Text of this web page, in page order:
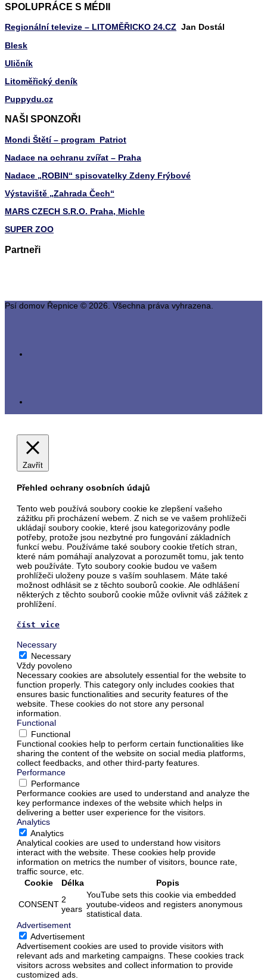
SPOLUPRÁCE S MÉDII
Regionální televize – LITOMĚŘICKO 24.CZ Jan Dostál
Blesk
Uličník
Litoměřický deník
Puppydu.cz
NAŠI SPONZOŘI
Mondi Štětí – program Patriot
Nadace na ochranu zvířat – Praha
Nadace „ROBIN“ spisovatelky Zdeny Frýbové
Výstaviště „Zahrada Čech“
MARS CZECH S.R.O. Praha, Michle
SUPER ZOO
Partneři
Psí domov Řepnice © 2026. Všechna práva vyhrazena.
Zavřít
Přehled ochrany osobních údajů
Tento web používá soubory cookie ke zlepšení vašeho
zážitku při procházení webem. Z nich se ve vašem prohlížeči
ukládají soubory cookie, které jsou kategorizovány podle
potřeby, protože jsou nezbytné pro fungování základních
funkcí webu. Používáme také soubory cookie třetích stran,
které nám pomáhají analyzovat a porozumět tomu, jak tento
web používáte. Tyto soubory cookie budou ve vašem
prohlížeči uloženy pouze s vaším souhlasem. Máte také
možnost odhlásit se z těchto souborů cookie. Ale odhlášení
některých z těchto souborů cookie může ovlivnit váš zážitek z
prohlížení.
číst vice
Necessary
Necessary
Vždy povoleno
Necessary cookies are absolutely essential for the website to
function properly. This category only includes cookies that
ensures basic functionalities and security features of the
website. These cookies do not store any personal
information.
Functional
Functional
Functional cookies help to perform certain functionalities like
sharing the content of the website on social media platforms,
collect feedbacks, and other third-party features.
Performance
Performance
Performance cookies are used to understand and analyze the
key performance indexes of the website which helps in
delivering a better user experience for the visitors.
Analytics
Analytics
Analytical cookies are used to understand how visitors
interact with the website. These cookies help provide
information on metrics the number of visitors, bounce rate,
traffic source, etc.
Cookie
Délka Popis
CONSENT 2
years
YouTube sets this cookie via embedded
youtube-videos and registers anonymous
statistical data.
Advertisement
Advertisement
Advertisement cookies are used to provide visitors with
relevant ads and marketing campaigns. These cookies track
visitors across websites and collect information to provide
customized ads.